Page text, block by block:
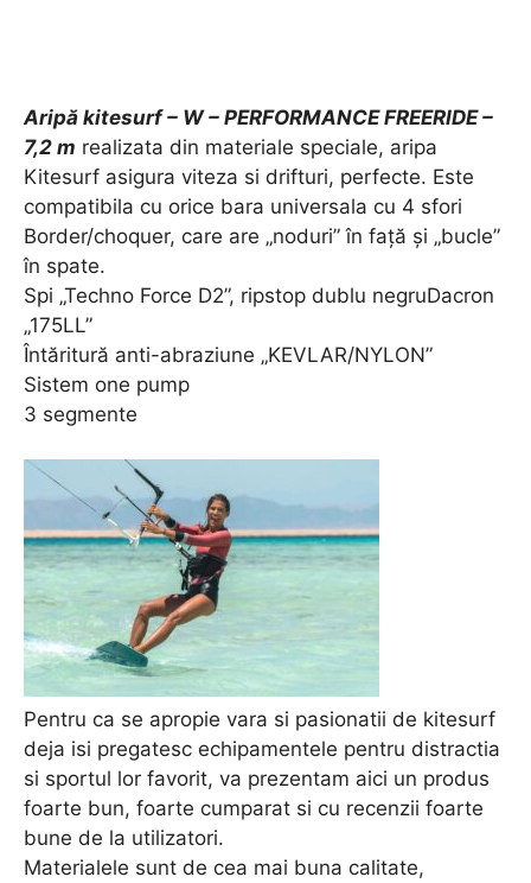
Aripă kitesurf – W – PERFORMANCE FREERIDE –
7,2 m realizata din materiale speciale, aripa
Kitesurf asigura viteza si drifturi, perfecte. Este
compatibila cu orice bara universala cu 4 sfori
Border/choquer, care are „noduri” în față și „bucle”
în spate.
Spi „Techno Force D2”, ripstop dublu negruDacron
„175LL”
Întăritură anti-abraziune „KEVLAR/NYLON”
Sistem one pump
3 segmente
Pentru ca se apropie vara si pasionatii de kitesurf
deja isi pregatesc echipamentele pentru distractia
si sportul lor favorit, va prezentam aici un produs
foarte bun, foarte cumparat si cu recenzii foarte
bune de la utilizatori.
Materialele sunt de cea mai buna calitate,